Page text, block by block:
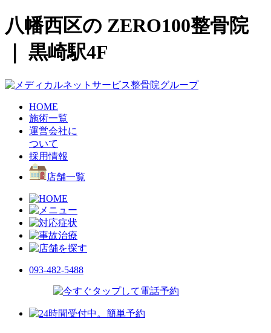
八幡西区の ZERO100整骨院
｜ 黒崎駅4F
HOME
施術一覧
運営会社に
ついて
採用情報
店舗一覧
093-482-5488